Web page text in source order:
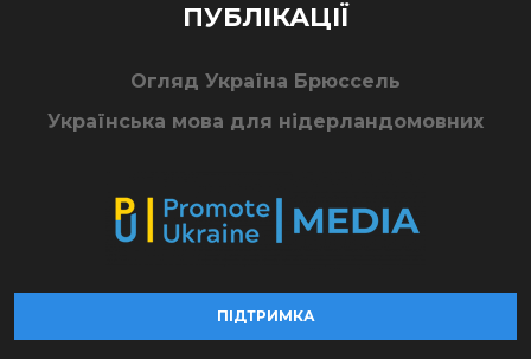
ПУБЛІКАЦІЇ
Огляд Україна Брюссель
Українська мова для нідерландомовних
ПІДТРИМКА